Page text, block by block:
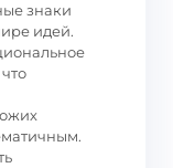
знаки
идей.